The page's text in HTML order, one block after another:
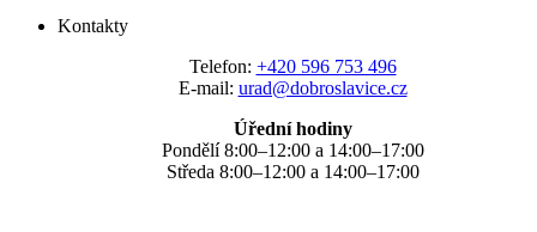
Kontakty
Telefon: +420 596 753 496
E-mail: urad@dobroslavice.cz
Úřední hodiny
Pondělí 8:00–12:00 a 14:00–17:00
Středa 8:00–12:00 a 14:00–17:00